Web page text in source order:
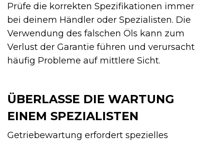
Prüfe die korrekten Spezifikationen immer
bei deinem Händler oder Spezialisten. Die
Verwendung des falschen Öls kann zum
Verlust der Garantie führen und verursacht
häufig Probleme auf mittlere Sicht.
ÜBERLASSE DIE WARTUNG
EINEM SPEZIALISTEN
Getriebewartung erfordert spezielles